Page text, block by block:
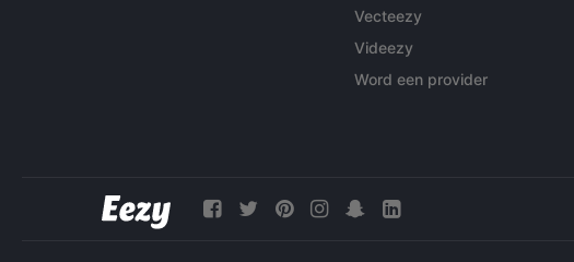
Vecteezy
Videezy
Word een provider